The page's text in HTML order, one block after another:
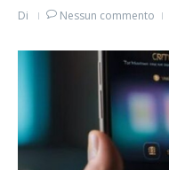
Di Nessun commento